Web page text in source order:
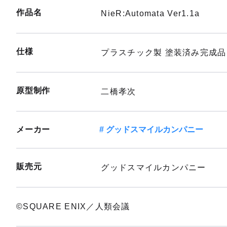
作品名 NieR:Automata Ver1.1a
仕様 プラスチック製 塗装済み完成
原型制作 二橋孝次
メーカー グッドスマイルカンパニー
販売元 グッドスマイルカンパニー
©SQUARE ENIX／人類会議